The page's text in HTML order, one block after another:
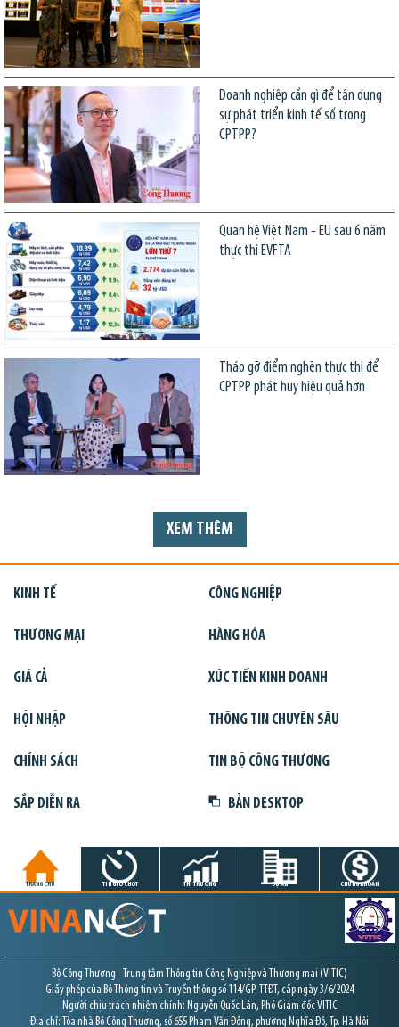
Doanh nghiệp cần gì để tận dụng
sự phát triển kinh tế số trong
CPTPP?
Quan hệ Việt Nam - EU sau 6 năm
thực thi EVFTA
Tháo gỡ điểm nghẽn thực thi để
CPTPP phát huy hiệu quả hơn
XEM THÊM
KINH TẾ CÔNG NGHIỆP
THƯƠNG MẠI HÀNG HÓA
GIÁ CẢ XÚC TIẾN KINH DOANH
HỘI NHẬP THÔNG TIN CHUYÊN SÂU
CHÍNH SÁCH TIN BỘ CÔNG THƯƠNG
SẮP DIỄN RA BẢN DESKTOP
TRANG CHỦ TIN GIỜ CHÓT THỊ TRƯỜNG DỰ ÁN CHỨNG KHOÁN
Bộ Công Thương - Trung tâm Thông tin Công Nghiệp và Thương mại (VITIC)
Giấy phép của Bộ Thông tin và Truyền thông số 114/GP-TTĐT, cấp ngày 3/6/2024
Người chịu trách nhiệm chính: Nguyễn Quốc Lân, Phó Giám đốc VITIC
Địa chỉ: Tòa nhà Bộ Công Thương, số 655 Phạm Văn Đồng, phường Nghĩa Đô, Tp. Hà Nội